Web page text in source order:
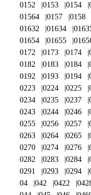
0152
0153 0154
01564
0157 0158
01632
01634
01654
01655
0172
0173 0174
0182
0183 0184
0192
0193 0194
0223
0224 0225
0234
0235 0237
0243
0244 0246
0255
0256 0257
0263
0264 0265
0270
0274 0276
0282
0283 0284
0291
0293 0294
04
042 0422